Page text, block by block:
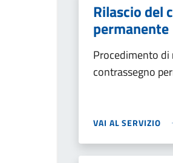
Rilascio del
permanente
Procedimento di
contrassegno
VAI AL SERVIZIO